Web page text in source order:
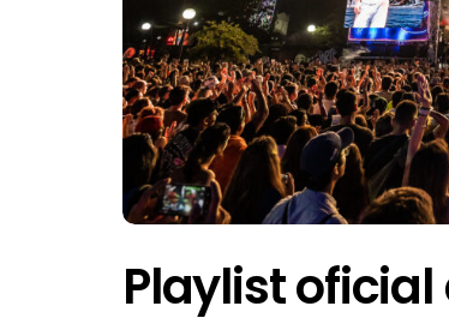
Playlist oficial